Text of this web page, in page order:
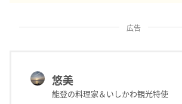
広告
悠美
能登の料理家＆いしかわ観光特使